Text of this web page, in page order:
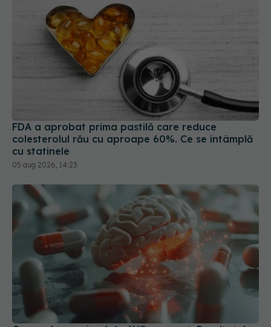
FDA a aprobat prima pastilă care reduce
colesterolul rău cu aproape 60%. Ce se întâmplă
05 aug 2026, 14:23
Cum reducem riscul de AVC recurent. Rezultatele
publicate în NEJM
23 mai 2026, 15:25